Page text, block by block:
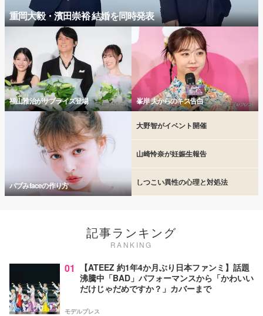
重岡大毅・濱田崇裕 結婚を同時発表
福山雅治がサプライズ登場 峯岸 夫からのキス告白
バブみfaceの作り方
大野智がイベント開催
山崎怜奈が妊娠生報告
しつこい異性の心理と対処法
記事ランキング
RANKING
01
【ATEEZ 約1年4か月ぶり日本ファンミ】話題
沸騰中「BAD」パフォーマンスから「かわいい
だけじゃだめですか？」カバーまで
モデルプレス